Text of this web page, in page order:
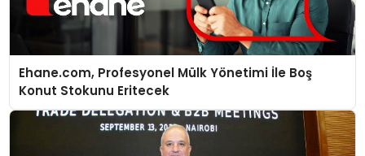
Ehane.com, Profesyonel Mülk Yönetimi İle Boş
Konut Stokunu Eritecek